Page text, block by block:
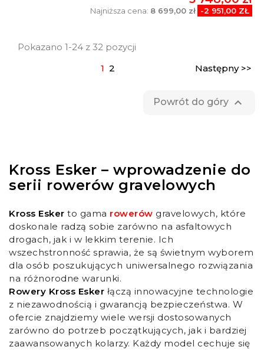
Najniższa cena: 8 699,00 zł -2 951,00 ZŁ
Pokazano 1-24 z 32 pozycji
1 2 Następny >>
Powrót do góry 
Kross Esker – wprowadzenie do
serii rowerów gravelowych
Kross Esker to gama rowerów gravelowych, które
doskonale radzą sobie zarówno na asfaltowych
drogach, jak i w lekkim terenie. Ich
wszechstronność sprawia, że są świetnym wyborem
dla osób poszukujących uniwersalnego rozwiązania
na różnorodne warunki.
Rowery Kross Esker łączą innowacyjne technologie
z niezawodnością i gwarancją bezpieczeństwa. W
ofercie znajdziemy wiele wersji dostosowanych
zarówno do potrzeb początkujących, jak i bardziej
zaawansowanych kolarzy. Każdy model cechuje się